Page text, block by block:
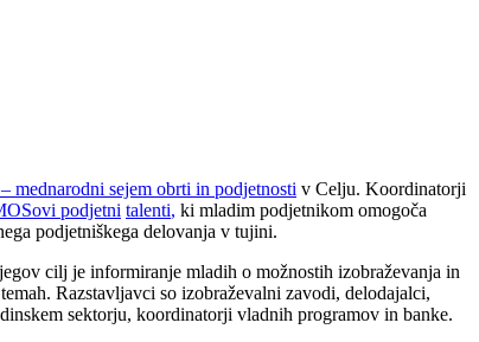
– mednarodni sejem obrti in podjetnosti v Celju. Koordinatorji
podjetni talenti, ki mladim podjetnikom omogoča
podjetniškega delovanja v tujini.
cilj je informiranje mladih o možnostih izobraževanja in
Razstavljavci so izobraževalni zavodi, delodajalci,
sektorju, koordinatorji vladnih programov in banke.